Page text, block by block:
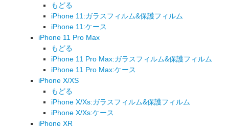
もどる
iPhone 11:ガラスフィルム&保護フィルム
iPhone 11:ケース
iPhone 11 Pro Max
もどる
iPhone 11 Pro Max:ガラスフィルム&保護フィルム
iPhone 11 Pro Max:ケース
iPhone X/XS
もどる
iPhone X/Xs:ガラスフィルム&保護フィルム
iPhone X/Xs:ケース
iPhone XR